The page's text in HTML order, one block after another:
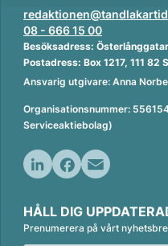
08 - 666 15 00
Besöksadress:
Postadress: Box 1217, 111 82
Ansvarig utgivare: Anna
Organisationsnummer:
Serviceaktiebolag)
n
k
c
e
a
i
HÅLL DIG
Prenumerera på vårt